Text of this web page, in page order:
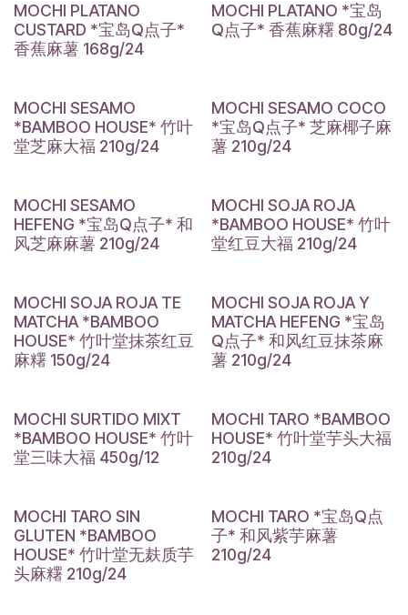
MOCHI PLATANO
CUSTARD *宝岛Q点子*
香蕉麻薯 168g/24
MOCHI PLATANO *宝岛
Q点子* 香蕉麻糬 80g/24
MOCHI SESAMO
*BAMBOO HOUSE* 竹叶
堂芝麻大福 210g/24
MOCHI SESAMO COCO
*宝岛Q点子* 芝麻椰子麻
薯 210g/24
MOCHI SESAMO
HEFENG *宝岛Q点子* 和
风芝麻麻薯 210g/24
MOCHI SOJA ROJA
*BAMBOO HOUSE* 竹叶
堂红豆大福 210g/24
MOCHI SOJA ROJA TE
MATCHA *BAMBOO
HOUSE* 竹叶堂抹茶红豆
麻糬 150g/24
MOCHI SOJA ROJA Y
MATCHA HEFENG *宝岛
Q点子* 和风红豆抹茶麻
薯 210g/24
MOCHI SURTIDO MIXT
*BAMBOO HOUSE* 竹叶
堂三味大福 450g/12
MOCHI TARO *BAMBOO
HOUSE* 竹叶堂芋头大福
210g/24
MOCHI TARO SIN
GLUTEN *BAMBOO
HOUSE* 竹叶堂无麸质芋
头麻糬 210g/24
MOCHI TARO *宝岛Q点
子* 和风紫芋麻薯
210g/24